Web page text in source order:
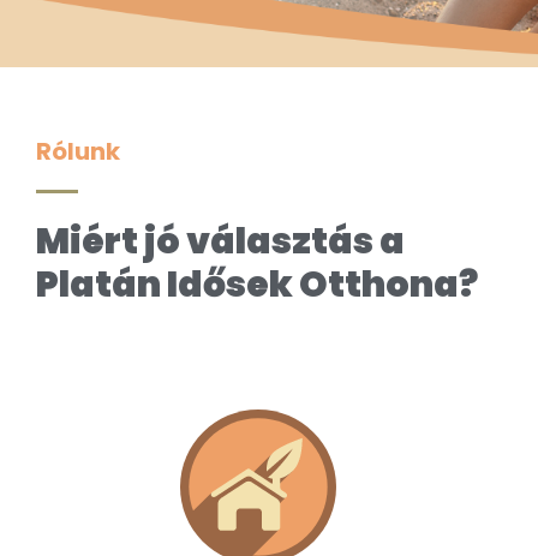
Rólunk
Miért jó választás a
Platán Idősek Otthona?
Gyönyörű környezet
Lakóink Bakony lábánál, szép
környezetben, méltó körülmények között
élhetnek.